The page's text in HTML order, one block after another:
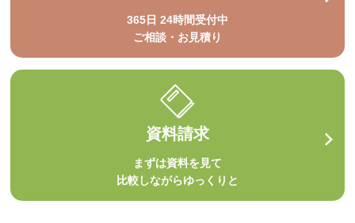
365日 24時間受付中
ご相談・お見積り
資料請求
まずは資料を見て
比較しながらゆっくりと